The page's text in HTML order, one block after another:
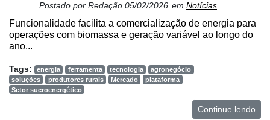
Consulting
Manager
ONE
CHB
Postado por Redação 05/02/2026 em Notícias
Funcionalidade facilita a comercialização de energia para
operações com biomassa e geração variável ao longo do
ano...
Tags: energia ferramenta tecnologia
agronegócio
soluções
produtores rurais Mercado
plataforma
Setor sucroenergético
Continue lendo